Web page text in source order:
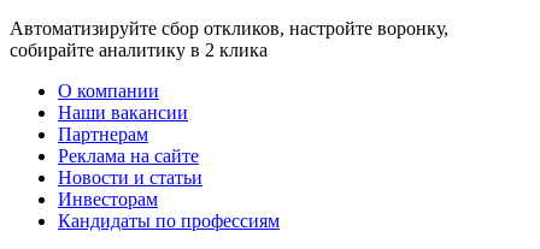
Автоматизируйте сбор откликов, настройте воронку,
собирайте аналитику в 2 клика
О компании
Наши вакансии
Партнерам
Реклама на сайте
Новости и статьи
Инвесторам
Кандидаты по профессиям